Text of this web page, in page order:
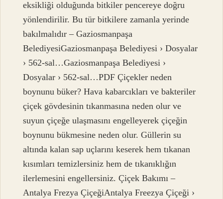
eksikliği olduğunda bitkiler pencereye doğru
yönlendirilir. Bu tür bitkilere zamanla yerinde
bakılmalıdır – Gaziosmanpaşa
BelediyesiGaziosmanpaşa Belediyesi › Dosyalar
› 562-sal…Gaziosmanpaşa Belediyesi ›
Dosyalar › 562-sal…PDF Çiçekler neden
boynunu büker? Hava kabarcıkları ve bakteriler
çiçek gövdesinin tıkanmasına neden olur ve
suyun çiçeğe ulaşmasını engelleyerek çiçeğin
boynunu bükmesine neden olur. Güllerin su
altında kalan sap uçlarını keserek hem tıkanan
kısımları temizlersiniz hem de tıkanıklığın
ilerlemesini engellersiniz. Çiçek Bakımı –
Antalya Frezya ÇiçeğiAntalya Freezya Çiçeği ›